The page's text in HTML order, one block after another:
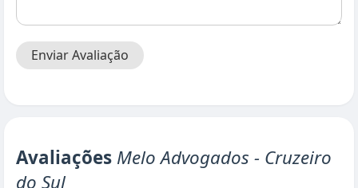
Enviar Avaliação
Avaliações Melo Advogados - Cruzeiro
do Sul